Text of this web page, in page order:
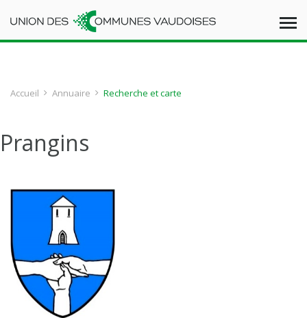
Accueil Annuaire Recherche et carte
Prangins